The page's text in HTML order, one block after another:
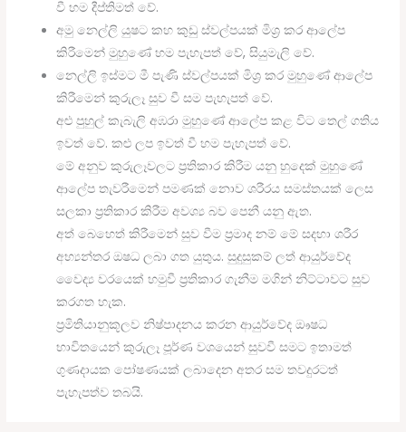
වී හම දීප්තිමත් වේ.
අමු නෙල්ලි යුෂට කහ කුඩු ස්වල්පයක් මිශ්‍ර කර ආලේප
කිරීමෙන් මුහුණේ හම පැහැපත් වේ, සියුමැලි වේ.
නෙල්ලි ඉස්මට මී පැණි ස්වල්පයක් මිශ්‍ර කර මුහුණේ ආලේප
කිරීමෙන් කුරුලෑ සුව වී සම පැහැපත් වේ.
අළු පුහුල් කැබැලි අඹරා මුහුණේ ආලේප කළ විට තෙල් ගතිය
ඉවත් වේ. කළු ලප ඉවත් වී හම පැහැපත් වේ.
මේ අනුව කුරුලෑවලට ප්‍රතිකාර කිරීම යනු හුදෙක් මුහුණේ
ආලේප තැවරීමෙන් පමණක් නොව ශරීරය සමස්තයක් ලෙස
සලකා ප්‍රතිකාර කිරීම අවශ්‍ය බව පෙනී යනු ඇත.
අත් බෙහෙත් කිරීමෙන් සුව වීම ප්‍රමාද නම් මේ සදහා ශරීර
අභ්‍යන්තර ඔෂධ ලබා ගත යුතුය. සුදුසුකම් ලත් ආයුර්වේද
වෛද්‍ය වරයෙක් හමුවී ප්‍රතිකාර ගැනීම මගින් නිට්ටාවට සුව
කරගත හැක.
ප්‍රමිතියානුකූලව නිෂ්පාදනය කරන ආයුර්වේද ඖෂධ
භාවිතයෙන් කුරුලෑ පූර්ණ වශයෙන් සුවවී සමට ඉතාමත්
ගුණදායක පෝෂණයක්‌ ලබාදෙන අතර සම තවදුරටත්
පැහැපත්ව තබයි.